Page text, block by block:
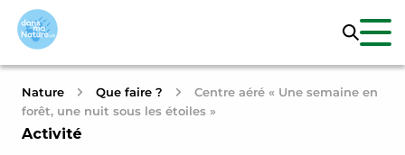
Nature Que faire ?
Centre aéré « Une semaine en
forêt, une nuit sous les étoiles »
Activité